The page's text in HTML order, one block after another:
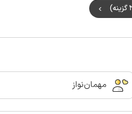
مهمان‌نواز